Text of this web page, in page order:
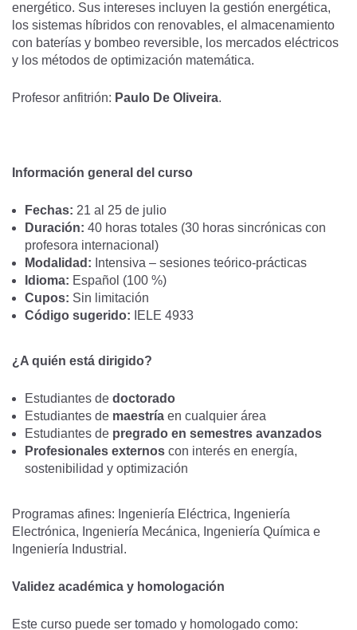
energético. Sus intereses incluyen la gestión energética,
los sistemas híbridos con renovables, el almacenamiento
con baterías y bombeo reversible, los mercados eléctricos
y los métodos de optimización matemática.
Profesor anfitrión: Paulo De Oliveira.
Información general del curso
Fechas: 21 al 25 de julio
Duración: 40 horas totales (30 horas sincrónicas con
profesora internacional)
Modalidad: Intensiva – sesiones teórico‑prácticas
Idioma: Español (100 %)
Cupos: Sin limitación
Código sugerido: IELE 4933
¿A quién está dirigido?
Estudiantes de doctorado
Estudiantes de maestría en cualquier área
Estudiantes de pregrado en semestres avanzados
Profesionales externos con interés en energía,
sostenibilidad y optimización
Programas afines: Ingeniería Eléctrica, Ingeniería
Electrónica, Ingeniería Mecánica, Ingeniería Química e
Ingeniería Industrial.
Validez académica y homologación
Este curso puede ser tomado y homologado como: